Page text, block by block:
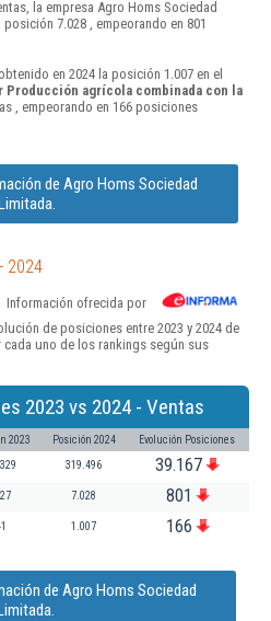
la empresa Agro Homs Sociedad
7.028 , empeorando en 801
en 2024 la posición 1.007 en el
Producción agrícola combinada con la
, empeorando en 166 posiciones
de Agro Homs Sociedad
2024
Información ofrecida por
de posiciones entre 2023 y 2024 de
uno de los rankings según sus
2023 vs 2024 - Ventas
2023 Posición 2024 Evolución Posiciones
319.496 39.167
7.028 801
1.007 166
de Agro Homs Sociedad